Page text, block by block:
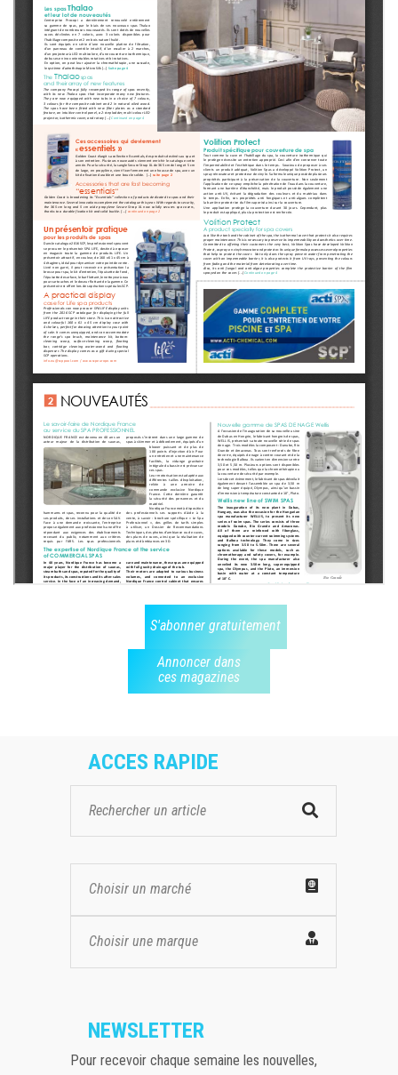
S'abonner gratuitement
Annoncer dans
ces magazines
ACCES RAPIDE
Choisir un marché
Choisir une marque
NEWSLETTER
Pour recevoir chaque semaine les nouvelles,